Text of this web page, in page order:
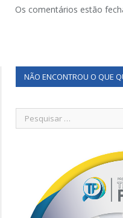
Os comentários estão
NÃO ENCONTROU O QUE